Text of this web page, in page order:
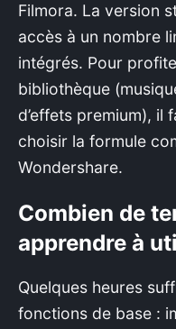
Filmora. La version
accès à un nombre
intégrés. Pour
bibliothèque
d’effets premium), il
choisir la formule
Wondershare.
Combien de
apprendre à
Quelques heures
fonctions de base :